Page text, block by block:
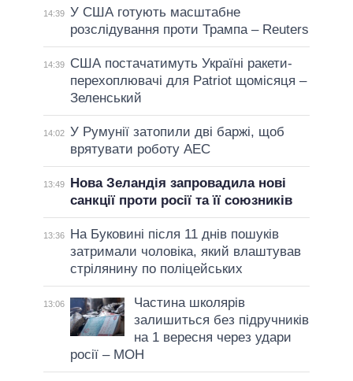
14:39 У США готують масштабне
розслідування проти Трампа – Reuters
14:39
США постачатимуть Україні ракети-
перехоплювачі для Patriot щомісяця –
Зеленський
14:02 У Румунії затопили дві баржі, щоб
врятувати роботу АЕС
13:49
Нова Зеландія запровадила нові
санкції проти росії та її союзників
13:36
На Буковині після 11 днів пошуків
затримали чоловіка, який влаштував
стрілянину по поліцейських
13:06
Частина школярів
залишиться без підручників
на 1 вересня через удари
росії – МОН